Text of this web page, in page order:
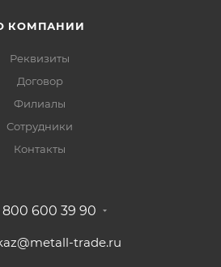
КОМПАНИИ
Реквизиты
Договор
Филиалы
Сотрудники
Контакты
800 600 39 90
trade.ru